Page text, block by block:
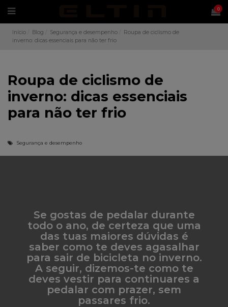
0
Início Blog Segurança e desempenho
Roupa de ciclismo de
inverno: dicas essenciais para não ter frio
Roupa de ciclismo de
inverno: dicas essenciais
para não ter frio
Segurança e desempenho
Se gostas de pedalar durante
todo o ano, de certeza que uma
das tuas maiores dúvidas é
saber como te deves agasalhar
para sair de bicicleta no inverno.
A seguir, dizemos-te como te
deves vestir para continuares a
pedalar com prazer, sem
passares frio.